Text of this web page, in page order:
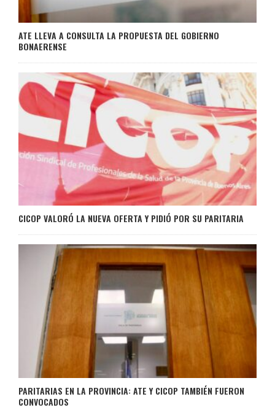
ATE LLEVA A CONSULTA LA PROPUESTA DEL GOBIERNO
BONAERENSE
CICOP VALORÓ LA NUEVA OFERTA Y PIDIÓ POR SU PARITARIA
PARITARIAS EN LA PROVINCIA: ATE Y CICOP TAMBIÉN FUERON
CONVOCADOS